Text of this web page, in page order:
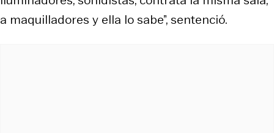
a maquilladores y ella lo sabe”, sentenció.